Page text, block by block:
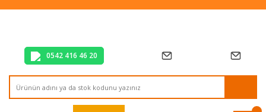
Tüm Alışverişlerde Vade Farksız 2 Taksit!
0542 416 46 20